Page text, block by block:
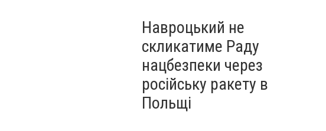
Навроцький не
скликатиме Раду
нацбезпеки через
російську ракету в
Польщі